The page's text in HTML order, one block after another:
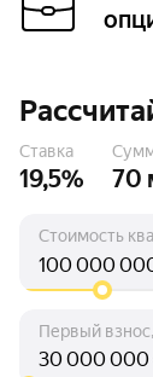
Ставка
19,5% 70
Стоимость
Первый